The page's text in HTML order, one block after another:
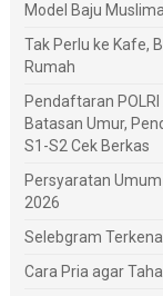
Model Baju
Tak Perlu ke Kafe,
Rumah
Pendaftaran
Batasan Umur,
S1-S2 Cek Berkas
Persyaratan
2026
Selebgram
Cara Pria agar